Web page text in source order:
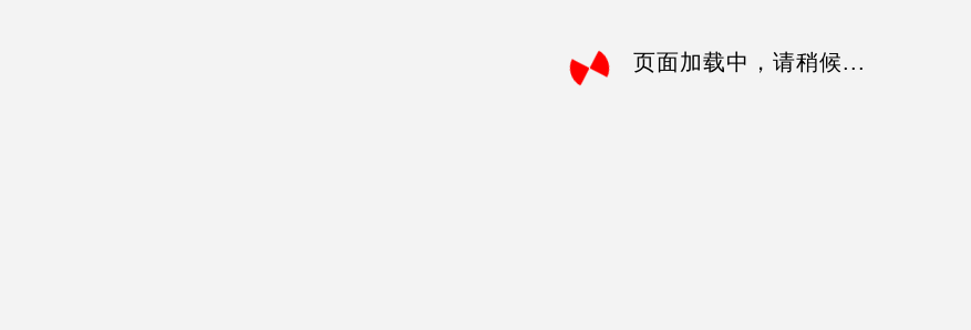
页面加载中，请稍候...